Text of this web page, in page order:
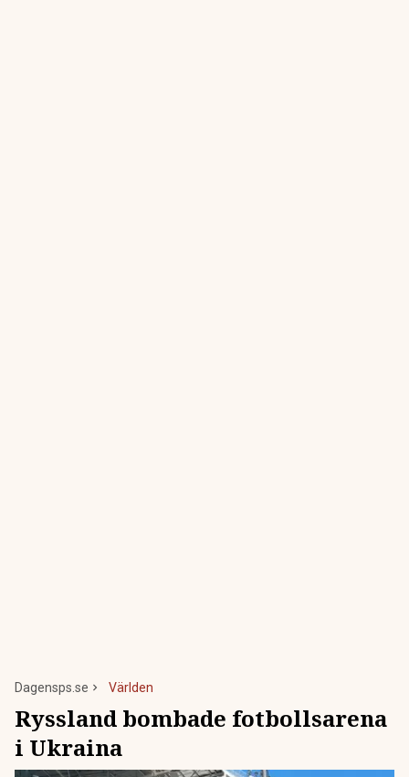
Dagensps.se Världen
Ryssland bombade fotbollsarena
i Ukraina